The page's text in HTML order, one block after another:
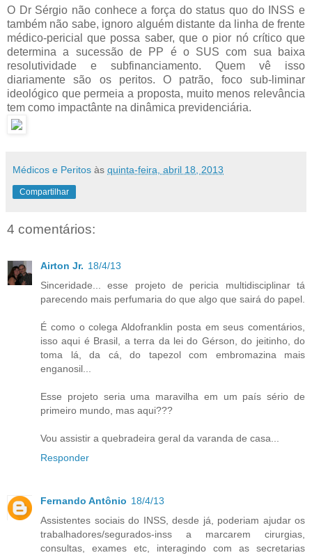
O Dr Sérgio não conhece a força do status quo do INSS e
também não sabe, ignoro alguém distante da linha de frente
médico-pericial que possa saber, que o pior nó crítico que
determina a sucessão de PP é o SUS com sua baixa
resolutividade e subfinanciamento. Quem vê isso
diariamente são os peritos. O patrão, foco sub-liminar
ideológico que permeia a proposta, muito menos relevância
tem como impactânte na dinâmica previdenciária.
Médicos e Peritos às quinta-feira, abril 18, 2013
Compartilhar
4 comentários:
Airton Jr. 18/4/13
Sinceridade... esse projeto de pericia multidisciplinar tá
parecendo mais perfumaria do que algo que sairá do papel.
É como o colega Aldofranklin posta em seus comentários,
isso aqui é Brasil, a terra da lei do Gérson, do jeitinho, do
toma lá, da cá, do tapezol com embromazina mais
enganosil...
Esse projeto seria uma maravilha em um país sério de
primeiro mundo, mas aqui???
Vou assistir a quebradeira geral da varanda de casa...
Responder
Fernando Antônio 18/4/13
Assistentes sociais do INSS, desde já, poderiam ajudar os
trabalhadores/segurados-inss a marcarem cirurgias,
consultas, exames etc, interagindo com as secretarias